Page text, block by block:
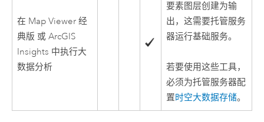
在 Map Viewer 经
典版 或ArcGIS
Insights 中执行大
数据分析
要素图层创建为输
出，这需要托管服务
器运行基础服务。
若要使用这些工具，
必须为托管服务器配
置时空大数据存储。